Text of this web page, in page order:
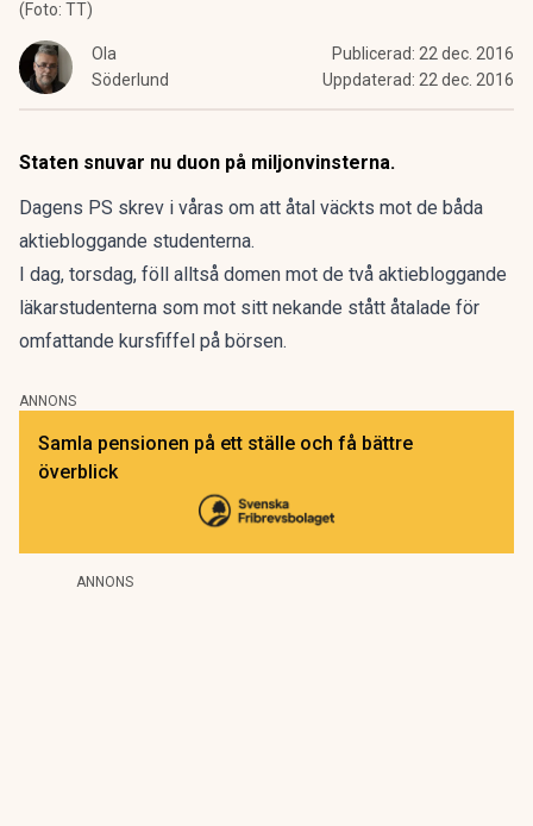
(Foto: TT)
Ola
Söderlund
Publicerad: 22 dec. 2016
Uppdaterad: 22 dec. 2016
Staten snuvar nu duon på miljonvinsterna.
Dagens PS skrev i våras om att åtal väckts mot de båda
aktiebloggande studenterna.
I dag, torsdag, föll alltså domen mot de två aktiebloggande
läkarstudenterna som mot sitt nekande stått åtalade för
omfattande kursfiffel på börsen.
ANNONS
Samla pensionen på ett ställe och få bättre
överblick
ANNONS